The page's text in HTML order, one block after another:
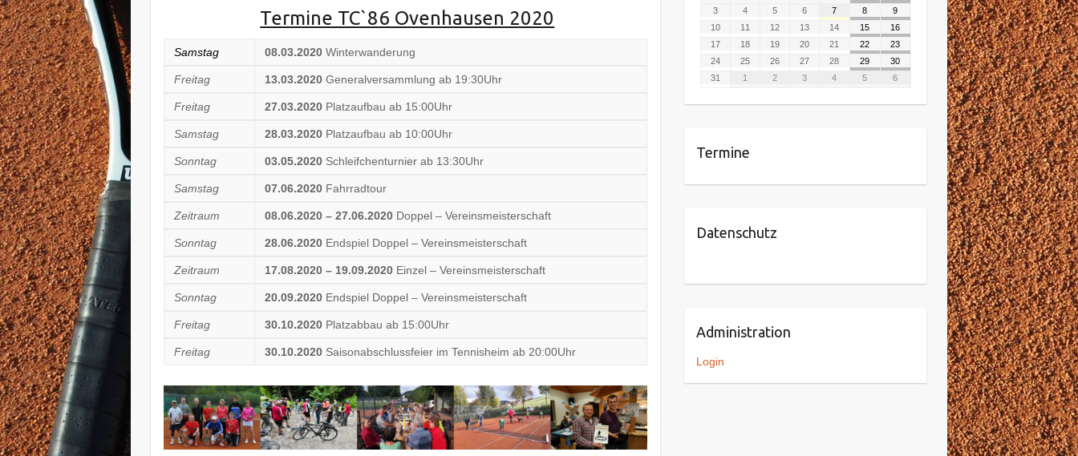
Termine TC`86 Ovenhausen 2020
Samstag 08.03.2020Winterwanderung
Freitag 13.03.2020Generalversammlung ab 19:30Uhr
Freitag 27.03.2020 Platzaufbau ab 15:00Uhr
Samstag 28.03.2020 Platzaufbau ab 10:00Uhr
Sonntag 03.05.2020 Schleifchenturnier ab 13:30Uhr
Samstag 07.06.2020 Fahrradtour
Zeitraum 08.06.2020 – 27.06.2020 Doppel – Vereinsmeisterschaft
Sonntag 28.06.2020 Endspiel Doppel – Vereinsmeisterschaft
Zeitraum 17.08.2020 – 19.09.2020 Einzel – Vereinsmeisterschaft
Sonntag 20.09.2020 Endspiel Doppel – Vereinsmeisterschaft
Freitag 30.10.2020 Platzabbau ab 15:00Uhr
Freitag 30.10.2020 Saisonabschlussfeier im Tennisheim ab 20:00Uhr
3
4 5 6 7 8
9
10
11 12 13 14 15
16
17
18 19 20 21 22
23
24
25 26 27 28 29
30
31
1 2 3 4 5 6
Termine
Datenschutz
Administration
Login